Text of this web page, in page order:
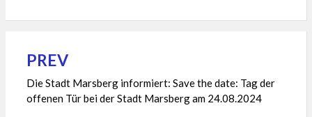
Beitragsnavigation
PREV
Die Stadt Marsberg informiert: Save the date: Tag der
offenen Tür bei der Stadt Marsberg am 24.08.2024